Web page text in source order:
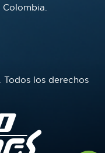
los derechos